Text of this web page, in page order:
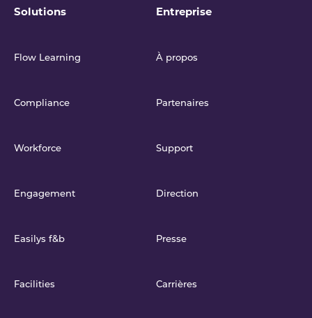
Solutions
Flow Learning
Compliance
Workforce
Engagement
Easilys f&b
Facilities
Entreprise
À propos
Partenaires
Support
Direction
Presse
Carrières